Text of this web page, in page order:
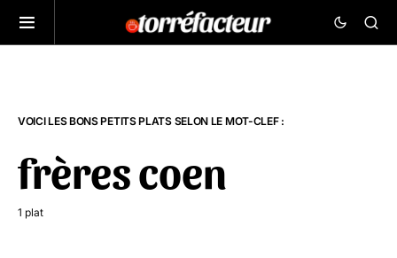
VOICI LES BONS PETITS PLATS SELON LE MOT-CLEF :
frères coen
1 plat